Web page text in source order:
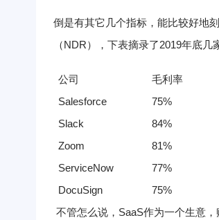
倒是有其它几个指标，能比较好地
（NDR），下表摘录了2019年底
公司 毛利率
Salesforce
75%
Slack
84%
Zoom
81%
ServiceNow
77%
DocuSign
75%
不管怎么说，SaaS作为一个生意